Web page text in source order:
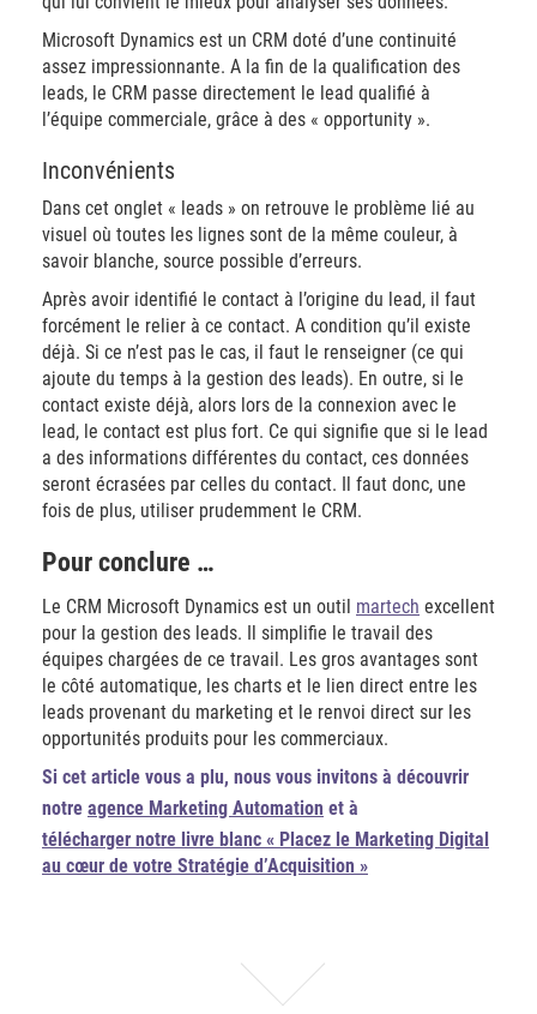
Microsoft Dynamics est un CRM doté d’une continuité
assez impressionnante. A la fin de la qualification des
leads, le CRM passe directement le lead qualifié à
l’équipe commerciale, grâce à des « opportunity ».
Inconvénients
Dans cet onglet « leads » on retrouve le problème lié au
visuel où toutes les lignes sont de la même couleur, à
savoir blanche, source possible d’erreurs.
Après avoir identifié le contact à l’origine du lead, il faut
forcément le relier à ce contact. A condition qu’il existe
déjà. Si ce n’est pas le cas, il faut le renseigner (ce qui
ajoute du temps à la gestion des leads). En outre, si le
contact existe déjà, alors lors de la connexion avec le
lead, le contact est plus fort. Ce qui signifie que si le lead
a des informations différentes du contact, ces données
seront écrasées par celles du contact. Il faut donc, une
fois de plus, utiliser prudemment le CRM.
Pour conclure …
Le CRM Microsoft Dynamics est un outil martech excellent
pour la gestion des leads. Il simplifie le travail des
équipes chargées de ce travail. Les gros avantages sont
le côté automatique, les charts et le lien direct entre les
leads provenant du marketing et le renvoi direct sur les
opportunités produits pour les commerciaux.
Si cet article vous a plu, nous vous invitons à découvrir
notre agence Marketing Automation et à
télécharger notre livre blanc « Placez le Marketing Digital
au cœur de votre Stratégie d’Acquisition »